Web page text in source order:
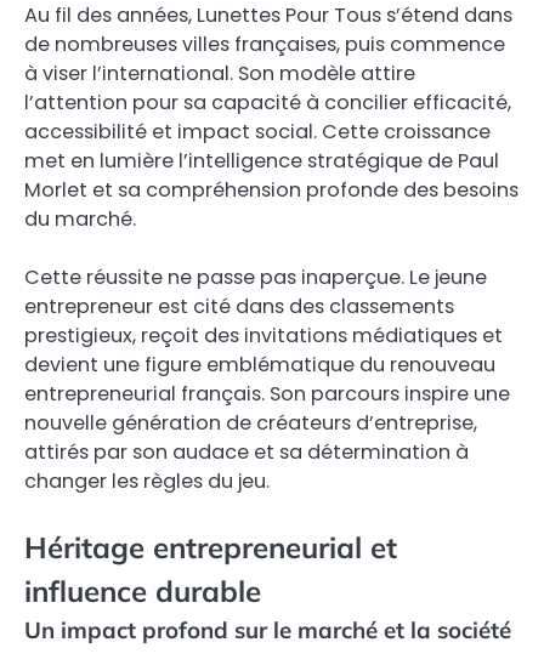
Au fil des années, Lunettes Pour Tous s’étend dans
de nombreuses villes françaises, puis commence
à viser l’international. Son modèle attire
l’attention pour sa capacité à concilier efficacité,
accessibilité et impact social. Cette croissance
met en lumière l’intelligence stratégique de Paul
Morlet et sa compréhension profonde des besoins
du marché.
Cette réussite ne passe pas inaperçue. Le jeune
entrepreneur est cité dans des classements
prestigieux, reçoit des invitations médiatiques et
devient une figure emblématique du renouveau
entrepreneurial français. Son parcours inspire une
nouvelle génération de créateurs d’entreprise,
attirés par son audace et sa détermination à
changer les règles du jeu.
Héritage entrepreneurial et
influence durable
Un impact profond sur le marché et la société